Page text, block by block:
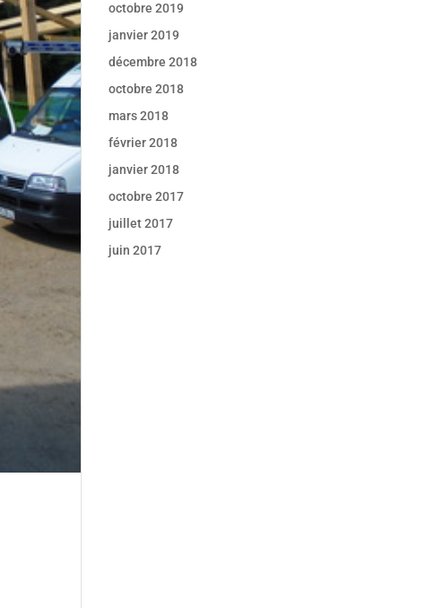
octobre 2019
janvier 2019
décembre 2018
octobre 2018
mars 2018
février 2018
janvier 2018
octobre 2017
juillet 2017
juin 2017